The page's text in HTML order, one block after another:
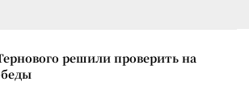
решили проверить на